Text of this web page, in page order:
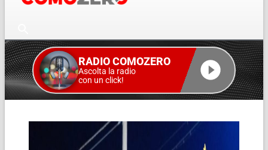
RADIO COMOZERO
Ascolta la radio
con un click!